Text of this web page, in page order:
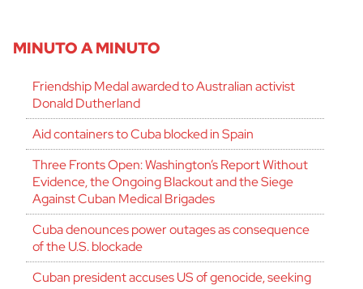
MINUTO A MINUTO
Friendship Medal awarded to Australian activist
Donald Dutherland
Aid containers to Cuba blocked in Spain
Three Fronts Open: Washington’s Report Without
Evidence, the Ongoing Blackout and the Siege
Against Cuban Medical Brigades
Cuba denounces power outages as consequence
of the U.S. blockade
Cuban president accuses US of genocide, seeking